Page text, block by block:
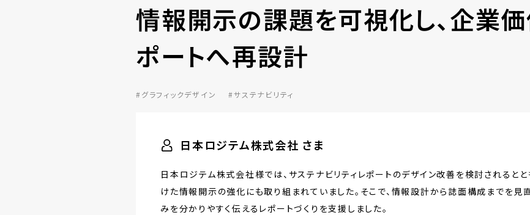
情報開示の課題を可視化し、企業
ポートへ再設計
#グラフィックデザイン #サステナビリティ
日本ロジテム株式会社 さま
日本ロジテム株式会社様では、サステナビリティレポートのデザイン改善を検討されると
けた情報開示の強化にも取り組まれていました。そこで、情報設計から誌面構成までを見
みを分かりやすく伝えるレポートづくりを支援しました。